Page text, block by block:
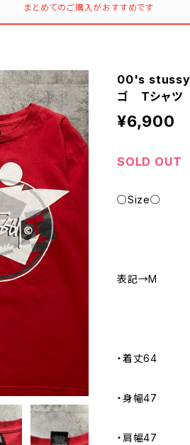
まとめてのご購入がおすすめです
00's stussy
ゴ Tシャツ
¥6,900
SOLD OUT
○Size○
表記→M
・着丈64
・身幅47
・肩幅47